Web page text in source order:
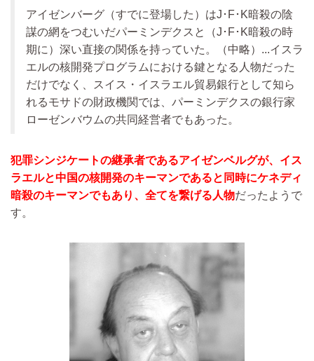
アイゼンバーグ（すでに登場した）はJ･F･K暗殺の陰
謀の網をつむいだパーミンデクスと（J･F･K暗殺の時
期に）深い直接の関係を持っていた。
（中略）...イスラ
エルの核開発プログラムにおける鍵となる人物だった
だけでなく、スイス・イスラエル貿易銀行として知ら
れるモサドの財政機関では、パーミンデクスの銀行家
ローゼンバウムの共同経営者でもあった。
犯罪シンジケートの継承者であるアイゼンベルグが、イス
ラエルと中国の核開発のキーマンであると同時にケネディ
暗殺のキーマンでもあり、全てを繋げる人物だったようで
す。